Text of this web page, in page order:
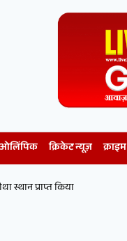
ओलिंपिक क्रिकेट न्यूज़ क्राइम
स्थान प्राप्त किया